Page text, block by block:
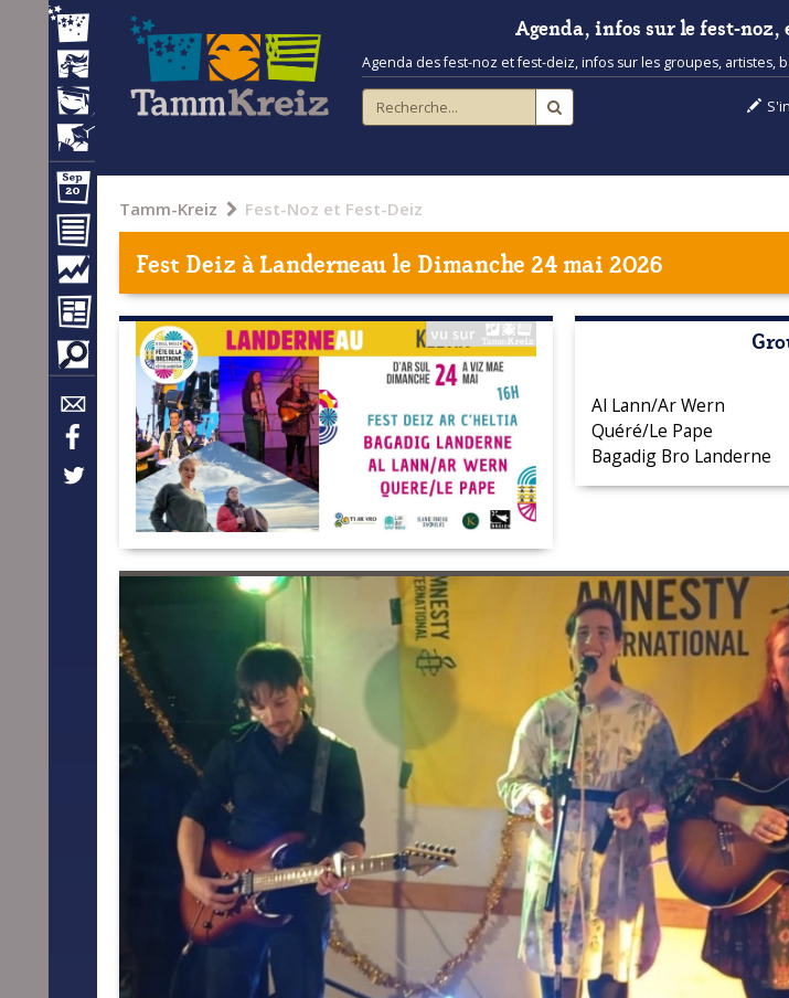
Agenda, infos sur le fest-
Agenda des fest-noz et fest-deiz, infos sur les groupes, artistes,
Tamm-Kreiz Fest-Noz et Fest-Deiz
Fest Deiz àLanderneaule Dimanche 24 mai 2026
Al Lann/Ar Wern
Quéré/Le Pape
Bagadig Bro Landerne